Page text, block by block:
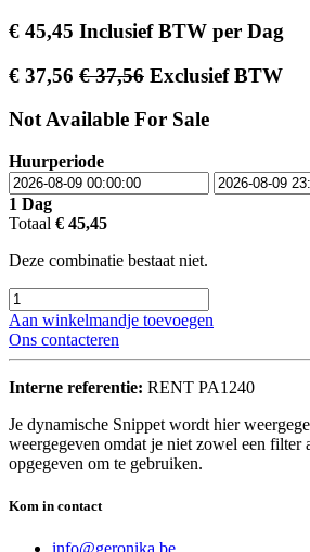
€ 45,45 Inclusief BTW per Dag
€ 37,56 €37,56 Exclusief BTW
Not Available For Sale
Huurperiode
1 Dag
Totaal € 45,45
Deze combinatie bestaat niet.
Aan winkelmandje toevoegen
Ons contacteren
Interne referentie: RENT PA1240
Je dynamische Snippet wordt hier
weergegeven omdat je niet zowel een filter
opgegeven om te gebruiken.
Kom in contact